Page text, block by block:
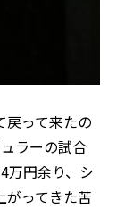
戻って来たの
ラーの試合
万円余り、シ
がってきた苦